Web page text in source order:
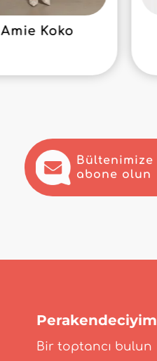
Amie Koko
Bültenimize
abone olun
Perakendeciyim
Bir toptancı bulun